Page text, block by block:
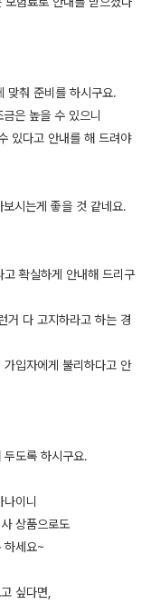
맞춰 준비를 하시구요.
은 높을 수 있으니
있다고 안내를 해 드려야
시는게 좋을 것 같네요.
확실하게 안내해 드리구
거 다 고지하라고 하는 경
입자에게 불리하다고 안
도록 하시구요.
이니
상품으로도
하세요~
싶다면,